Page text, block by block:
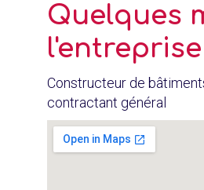
Quelques
l'entreprise
Constructeur de
contractant général